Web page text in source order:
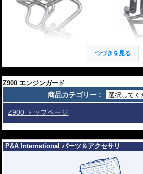
イダーの足が挟み込まれるリスクを大幅に軽減。
え、アクシデント後のリカバリーを助けます。
衝撃を逃がす設計思想: ただ硬いだけではありませ
や重心を分析し、衝撃を多点支持で分散。ライダ
車体フレームへのダメージも最小限に留めること
Made in Germanyの品質: 高精度な冷間曲げ加工と
Z900用 エンジンガード
なぜヘプコ&ベッカーのエンジンガードが欧州の
性など、製品としての高い完成度が深く関係してい
エンジンガートやタンクガードというと、一般的
の、と考える方が多いでしょう。 しかし、ヘプコ
います。
-- 全てはライダーの安全のた
つづきを見る
Z900 エンジンガード
商品カテゴリー :
Z900 トップページ
P&A International パーツ＆アクセサリ